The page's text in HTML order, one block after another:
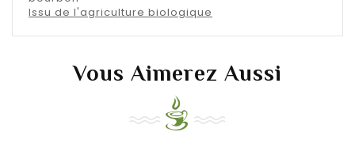
Issu de l'agriculture biologique
Vous Aimerez Aussi